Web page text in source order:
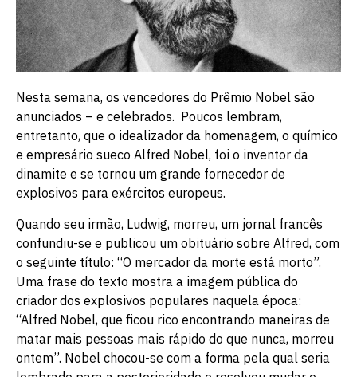
Nesta semana, os vencedores do Prêmio Nobel são
anunciados – e celebrados. Poucos lembram,
entretanto, que o idealizador da homenagem, o químico
e empresário sueco Alfred Nobel, foi o inventor da
dinamite e se tornou um grande fornecedor de
explosivos para exércitos europeus.
Quando seu irmão, Ludwig, morreu, um jornal francês
confundiu-se e publicou um obituário sobre Alfred, com
o seguinte título: “O mercador da morte está morto”.
Uma frase do texto mostra a imagem pública do
criador dos explosivos populares naquela época:
“Alfred Nobel, que ficou rico encontrando maneiras de
matar mais pessoas mais rápido do que nunca, morreu
ontem”. Nobel chocou-se com a forma pela qual seria